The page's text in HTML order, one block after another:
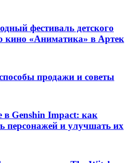
фестиваль детского
кино «Аниматика» в Артек
продажи и советы
в Genshin Impact: как
персонажей и улучшать их